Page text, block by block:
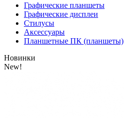
Графические планшеты
Графические дисплеи
Стилусы
Аксессуары
Планшетные ПК (планшеты)
Новинки
New!